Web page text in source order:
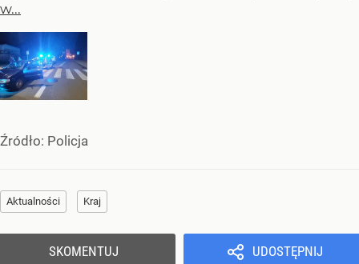
w...
Źródło: Policja
Aktualności Kraj
UDOSTĘPNIJ
SKOMENTUJ